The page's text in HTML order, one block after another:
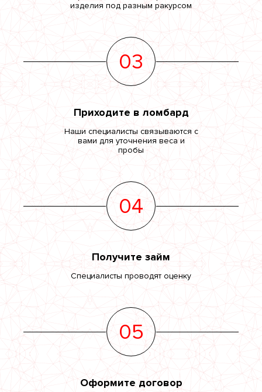
изделия под разным ракурсом
03
Приходите в ломбард
Наши специалисты связываются с
вами для уточнения веса и
пробы
04
Получите займ
Специалисты проводят оценку
05
Оформите договор